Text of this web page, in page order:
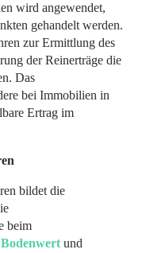
wird angewendet,
gehandelt werden.
zur Ermittlung des
der Reinerträge die
Das
bei Immobilien in
Ertrag im
bildet die
beim
Bodenwert und